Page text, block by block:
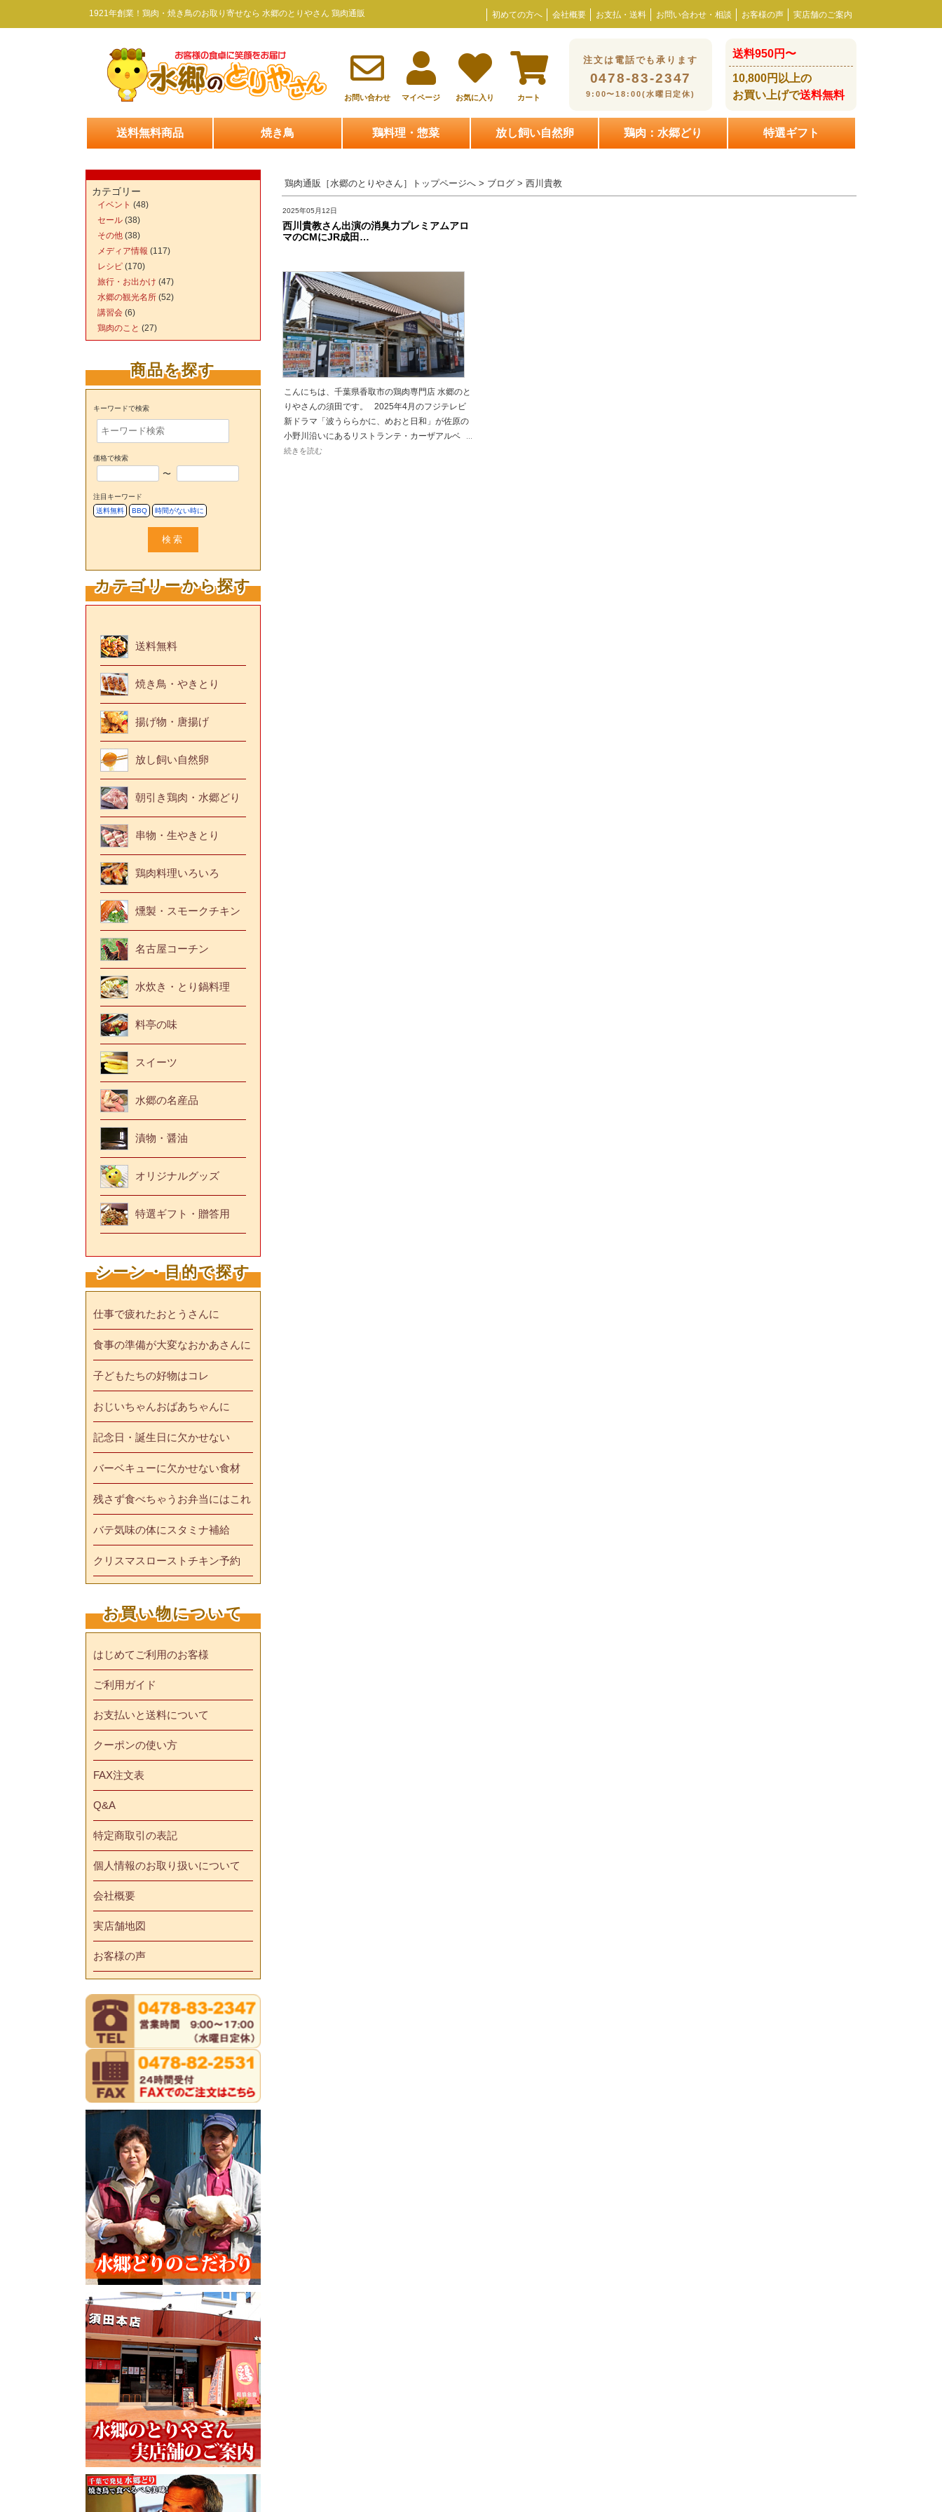
1921年創業！鶏肉・焼き鳥のお取り寄せなら 水郷のとりやさん 鶏肉通販 初めての方へ 会社概要 お支払・送料 お問い合わせ・相談 お客様の声 実店舗のご案内
お問い合わせ マイページ お気に入り カート
注文は電話でも承ります
0478-83-2347
9:00〜18:00(水曜日定休)
送料950円〜
10,800円以上の
お買い上げで送料無料
送料無料商品 焼き鳥 鶏料理・惣菜 放し飼い自然卵 鶏肉：水郷どり 特選ギフト
鶏肉通販［水郷のとりやさん］トップページへ > ブログ > 西川貴教
2025年05月12日
西川貴教さん出演の消臭力プレミアムアロ
マのCMにJR成田…
こんにちは、千葉県香取市の鶏肉専門店 水郷のと
りやさんの須田です。 2025年4月のフジテレビ
新ドラマ「波うららかに、めおと日和」が佐原の
小野川沿いにあるリストランテ・カーザアルベ
続きを読む
カテゴリー
イベント (48)
セール (38)
その他 (38)
メディア情報 (117)
レシピ (170)
旅行・お出かけ (47)
水郷の観光名所 (52)
講習会 (6)
鶏肉のこと (27)
商品を探す
キーワードで検索
価格で検索
〜
注目キーワード
送料無料
BBQ 時間がない時に
検索
カテゴリーから探す
送料無料
焼き鳥・やきとり
揚げ物・唐揚げ
放し飼い自然卵
朝引き鶏肉・水郷どり
串物・生やきとり
鶏肉料理いろいろ
燻製・スモークチキン
名古屋コーチン
水炊き・とり鍋料理
料亭の味
スイーツ
水郷の名産品
漬物・醤油
オリジナルグッズ
特選ギフト・贈答用
シーン・目的で探す
仕事で疲れたおとうさんに
食事の準備が大変なおかあさんに
子どもたちの好物はコレ
おじいちゃんおばあちゃんに
記念日・誕生日に欠かせない
バーベキューに欠かせない食材
残さず食べちゃうお弁当にはこれ
バテ気味の体にスタミナ補給
クリスマスローストチキン予約
お買い物について
はじめてご利用のお客様
ご利用ガイド
お支払いと送料について
クーポンの使い方
FAX注文表
Q&A
特定商取引の表記
個人情報のお取り扱いについて
会社概要
実店舗地図
お客様の声